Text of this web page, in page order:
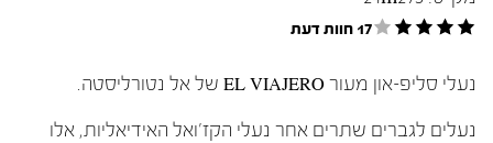
17 חוות דעת
נעלי סליפ-און מעור EL VIAJERO של אל נטורליסטה.
נעלים לגברים שתרים אחר נעלי הקז'ואל האידיאליות, אלו